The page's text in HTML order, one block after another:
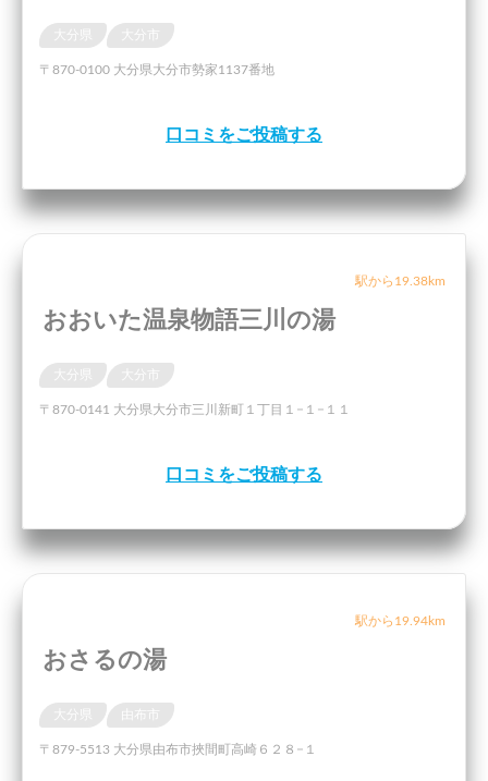
〒870-0100 大分県大分市勢家1137番地
口コミをご投稿する
駅から19.38km
おおいた温泉物語三川の湯
〒870-0141 大分県大分市三川新町１丁目１−１−１１
口コミをご投稿する
駅から19.94km
おさるの湯
由布市
〒879-5513 大分県由布市挾間町高崎６２８−１